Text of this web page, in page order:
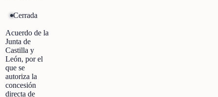
Cerrada
Acuerdo de la
Junta de
Castilla y
León, por el
que se
autoriza la
concesión
directa de